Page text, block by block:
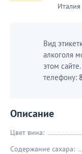
Италия
Вид
алкоголя
этом
телефону:
Описание
Цвет вина:
Содержание сахара: